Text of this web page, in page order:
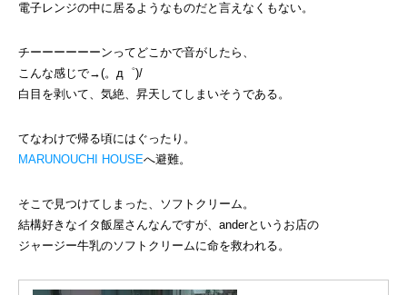
電子レンジの中に居るようなものだと言えなくもない。
チーーーーーーンってどこかで音がしたら、
こんな感じで→(。д゜)/
白目を剥いて、気絶、昇天してしまいそうである。
てなわけで帰る頃にはぐったり。
MARUNOUCHI HOUSEへ避難。
そこで見つけてしまった、ソフトクリーム。
結構好きなイタ飯屋さんなんですが、anderというお店の
ジャージー牛乳のソフトクリームに命を救われる。